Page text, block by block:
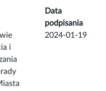
Data
podpisania
i
2024-01-19